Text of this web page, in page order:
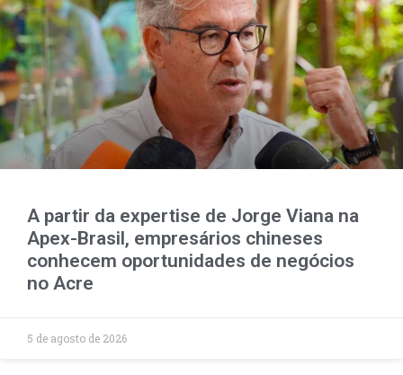
A partir da expertise de Jorge Viana na
Apex-Brasil, empresários chineses
conhecem oportunidades de negócios
no Acre
5 de agosto de 2026